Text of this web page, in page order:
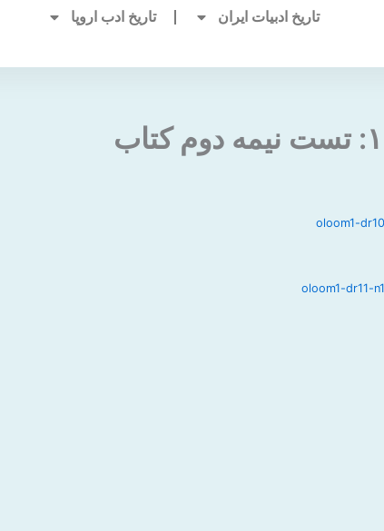
تاریخ ادبیات ایران تاریخ ادب اروپا